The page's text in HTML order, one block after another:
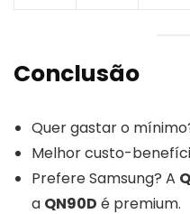
Conclusão
Quer gastar o
Melhor custo-
Prefere Samsung? A
a QN90D é premium.